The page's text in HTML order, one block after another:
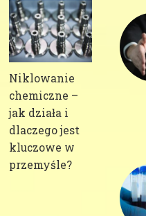
Niklowanie
chemiczne –
jak działa i
dlaczego jest
kluczowe w
przemyśle?